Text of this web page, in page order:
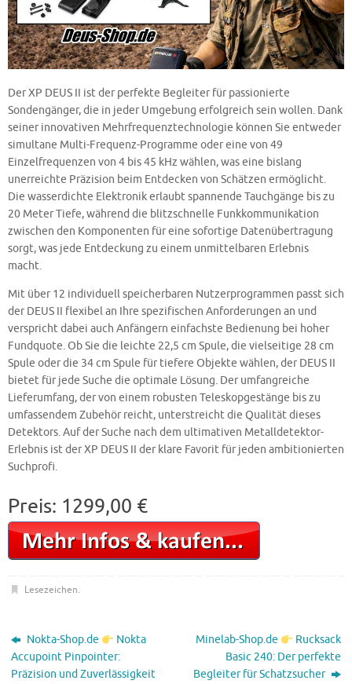
Der XP DEUS II ist der perfekte Begleiter für passionierte
Sondengänger, die in jeder Umgebung erfolgreich sein wollen. Dank
seiner innovativen Mehrfrequenztechnologie können Sie entweder
simultane Multi-Frequenz-Programme oder eine von 49
Einzelfrequenzen von 4 bis 45 kHz wählen, was eine bislang
unerreichte Präzision beim Entdecken von Schätzen ermöglicht.
Die wasserdichte Elektronik erlaubt spannende Tauchgänge bis zu
20 Meter Tiefe, während die blitzschnelle Funkkommunikation
zwischen den Komponenten für eine sofortige Datenübertragung
sorgt, was jede Entdeckung zu einem unmittelbaren Erlebnis
macht.
Mit über 12 individuell speicherbaren Nutzerprogrammen passt sich
der DEUS II flexibel an Ihre spezifischen Anforderungen an und
verspricht dabei auch Anfängern einfachste Bedienung bei hoher
Fundquote. Ob Sie die leichte 22,5 cm Spule, die vielseitige 28 cm
Spule oder die 34 cm Spule für tiefere Objekte wählen, der DEUS II
bietet für jede Suche die optimale Lösung. Der umfangreiche
Lieferumfang, der von einem robusten Teleskopgestänge bis zu
umfassendem Zubehör reicht, unterstreicht die Qualität dieses
Detektors. Auf der Suche nach dem ultimativen Metalldetektor-
Erlebnis ist der XP DEUS II der klare Favorit für jeden ambitionierten
Suchprofi.
Preis: 1299,00 €
Lesezeichen.
Nokta-Shop.de
Nokta
Accupoint Pinpointer:
Präzision und Zuverlässigkeit
Minelab-Shop.de
Rucksack
Basic 240: Der perfekte
Begleiter für Schatzsucher